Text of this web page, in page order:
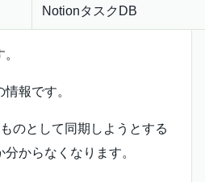
NotionタスクDB
報です。
のとして同期しようとする
からなくなります。